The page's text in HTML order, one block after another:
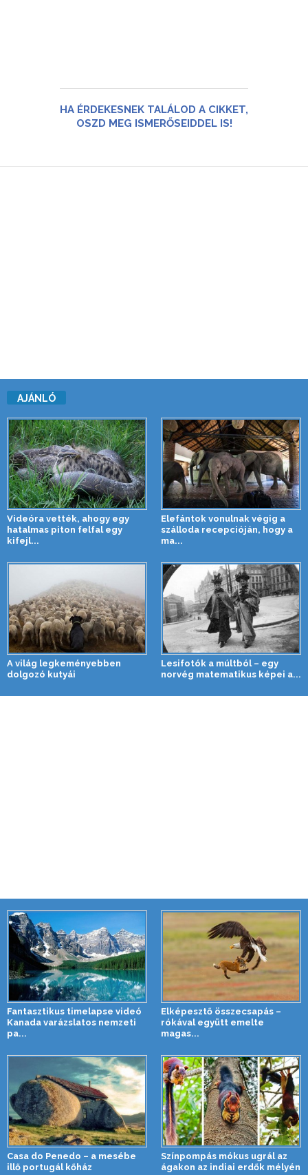
HA ÉRDEKESNEK TALÁLOD A CIKKET,
OSZD MEG ISMERŐSEIDDEL IS!
AJÁNLÓ
Videóra vették, ahogy egy
hatalmas piton felfal egy
kifejl...
Elefántok vonulnak végig a
szálloda recepcióján, hogy a
ma...
A világ legkeményebben
dolgozó kutyái
Lesifotók a múltból – egy
norvég matematikus képei a...
Fantasztikus timelapse videó
Kanada varázslatos nemzeti
pa...
Elképesztő összecsapás –
rókával együtt emelte
magas...
Casa do Penedo – a mesébe
illő portugál kőház
Színpompás mókus ugrál az
ágakon az indiai erdők mélyén